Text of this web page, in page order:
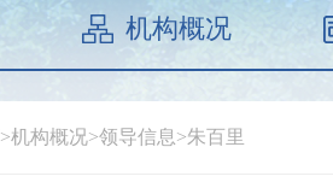
机构概况
>机构概况>领导信息>朱百里